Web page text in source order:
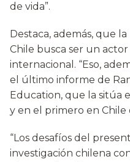
de vida”.
Destaca, además, que
Chile busca ser un
internacional. “Eso,
el último informe de
Education, que la sitúa
y en el primero en Chile
“Los desafíos del
investigación chilena